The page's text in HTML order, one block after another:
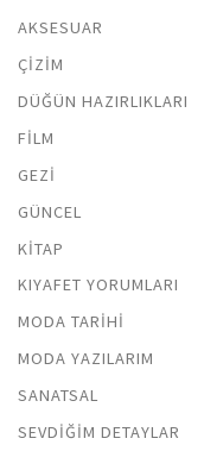
AKSESUAR
ÇIZIM
DÜĞÜN HAZIRLIKLARI
FILM
GEZI
GÜNCEL
KITAP
KIYAFET YORUMLARI
MODA TARIHI
MODA YAZILARIM
SANATSAL
SEVDIĞIM DETAYLAR